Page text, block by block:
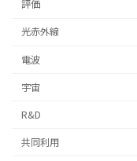
評価
光赤外線
電波
宇宙
R&D
共同利用